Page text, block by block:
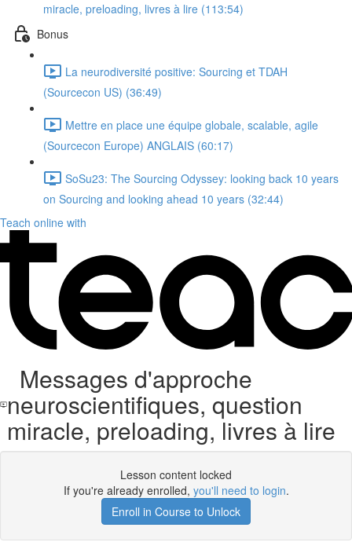
miracle, preloading, livres à lire (113:54)
Bonus
La neurodiversité positive: Sourcing et TDAH
(Sourcecon US) (36:49)
Mettre en place une équipe globale, scalable, agile
(Sourcecon Europe) ANGLAIS (60:17)
SoSu23: The Sourcing Odyssey: looking back 10 years
on Sourcing and looking ahead 10 years (32:44)
Teach online with
Messages d'approche
neuroscientifiques, question
miracle, preloading, livres à lire
Lesson content locked
If you're already enrolled, you'll need to login.
Enroll in Course to Unlock